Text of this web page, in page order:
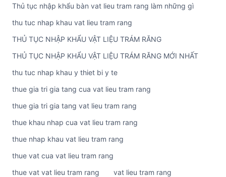
Thủ tục nhập khẩu bàn vat lieu tram rang làm những gì
thu tuc nhap khau vat lieu tram rang
THỦ TỤC NHẬP KHẨU VẬT LIỆU TRÁM RĂNG
THỦ TỤC NHẬP KHẨU VẬT LIỆU TRÁM RĂNG MỚI NHẤT
thu tuc nhap khau y thiet bi y te
thue gia tri gia tang cua vat lieu tram rang
thue gia tri gia tang vat lieu tram rang
thue khau nhap cua vat lieu tram rang
thue nhap khau vat lieu tram rang
thue vat cua vat lieu tram rang
thue vat vat lieu tram rang
vat lieu tram rang